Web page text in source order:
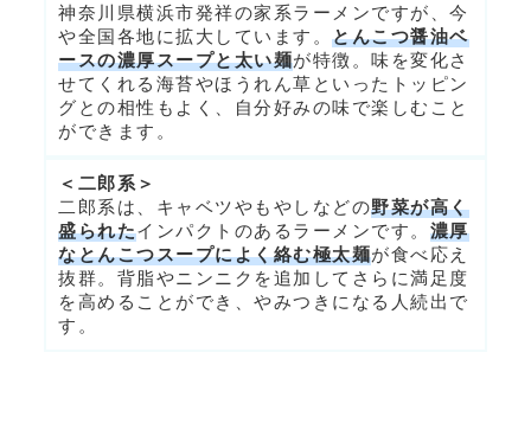
神奈川県横浜市発祥の家系ラーメンですが、今
や全国各地に拡大しています。 とんこつ醤油ベ
ースの濃厚スープと太い麺が特徴。味を変化さ
せてくれる海苔やほうれん草といったトッピン
グとの相性もよく、自分好みの味で楽しむこと
ができます。
＜二郎系＞
二郎系は、キャベツやもやしなどの野菜が高く
盛られたインパクトのあるラーメンです。 濃厚
なとんこつスープによく絡む極太麺が食べ応え
抜群。背脂やニンニクを追加してさらに満足度
を高めることができ、やみつきになる人続出で
す。